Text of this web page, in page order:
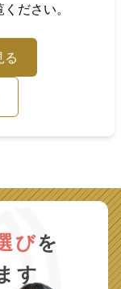
ださい。
る
びを
す